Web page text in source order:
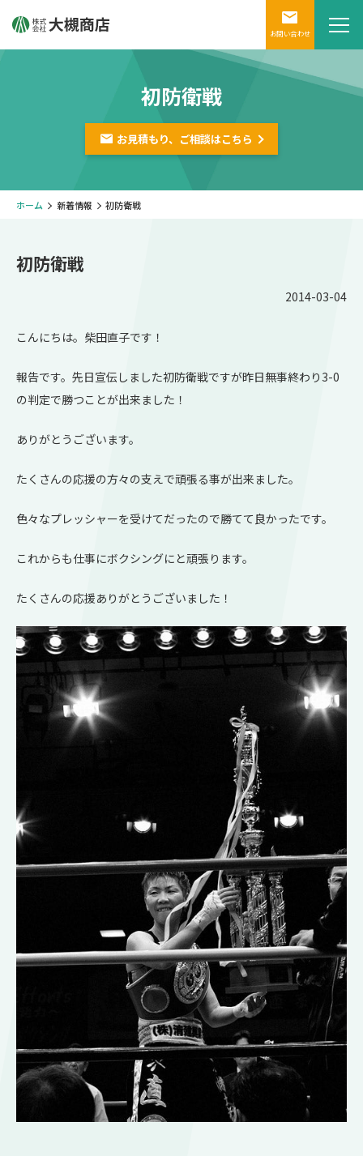
お問い合わせ
初防衛戦
お見積もり、ご相談はこちら
ホーム 新着情報 初防衛戦
初防衛戦
2014-03-04
こんにちは。柴田直子です！
報告です。先日宣伝しました初防衛戦ですが昨日無事終わり3-0
の判定で勝つことが出来ました！
ありがとうございます。
たくさんの応援の方々の支えで頑張る事が出来ました。
色々なプレッシャーを受けてだったので勝てて良かったです。
これからも仕事にボクシングにと頑張ります。
たくさんの応援ありがとうございました！